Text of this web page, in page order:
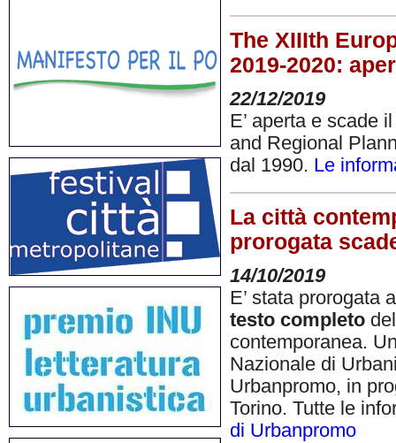
The XIIIth
2019-2020:
22/12/2019
E’ aperta e scade
and Regional
dal 1990. Le
La città
prorogata
14/10/2019
E’ stata prorogata
testo completo
contemporanea.
Nazionale di
Urbanpromo, in
Torino. Tutte le
di Urbanpromo